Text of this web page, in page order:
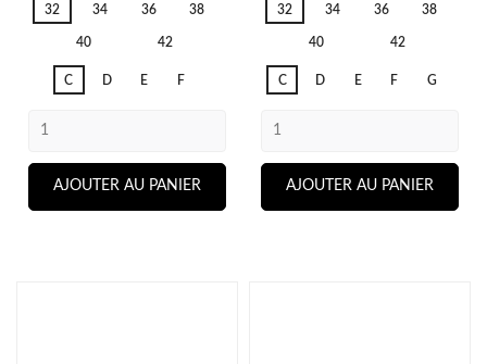
32
34 36 38
40 42
C D E F
AJOUTER AU PANIER
32
34 36 38
40 42
C D E F G
AJOUTER AU PANIER